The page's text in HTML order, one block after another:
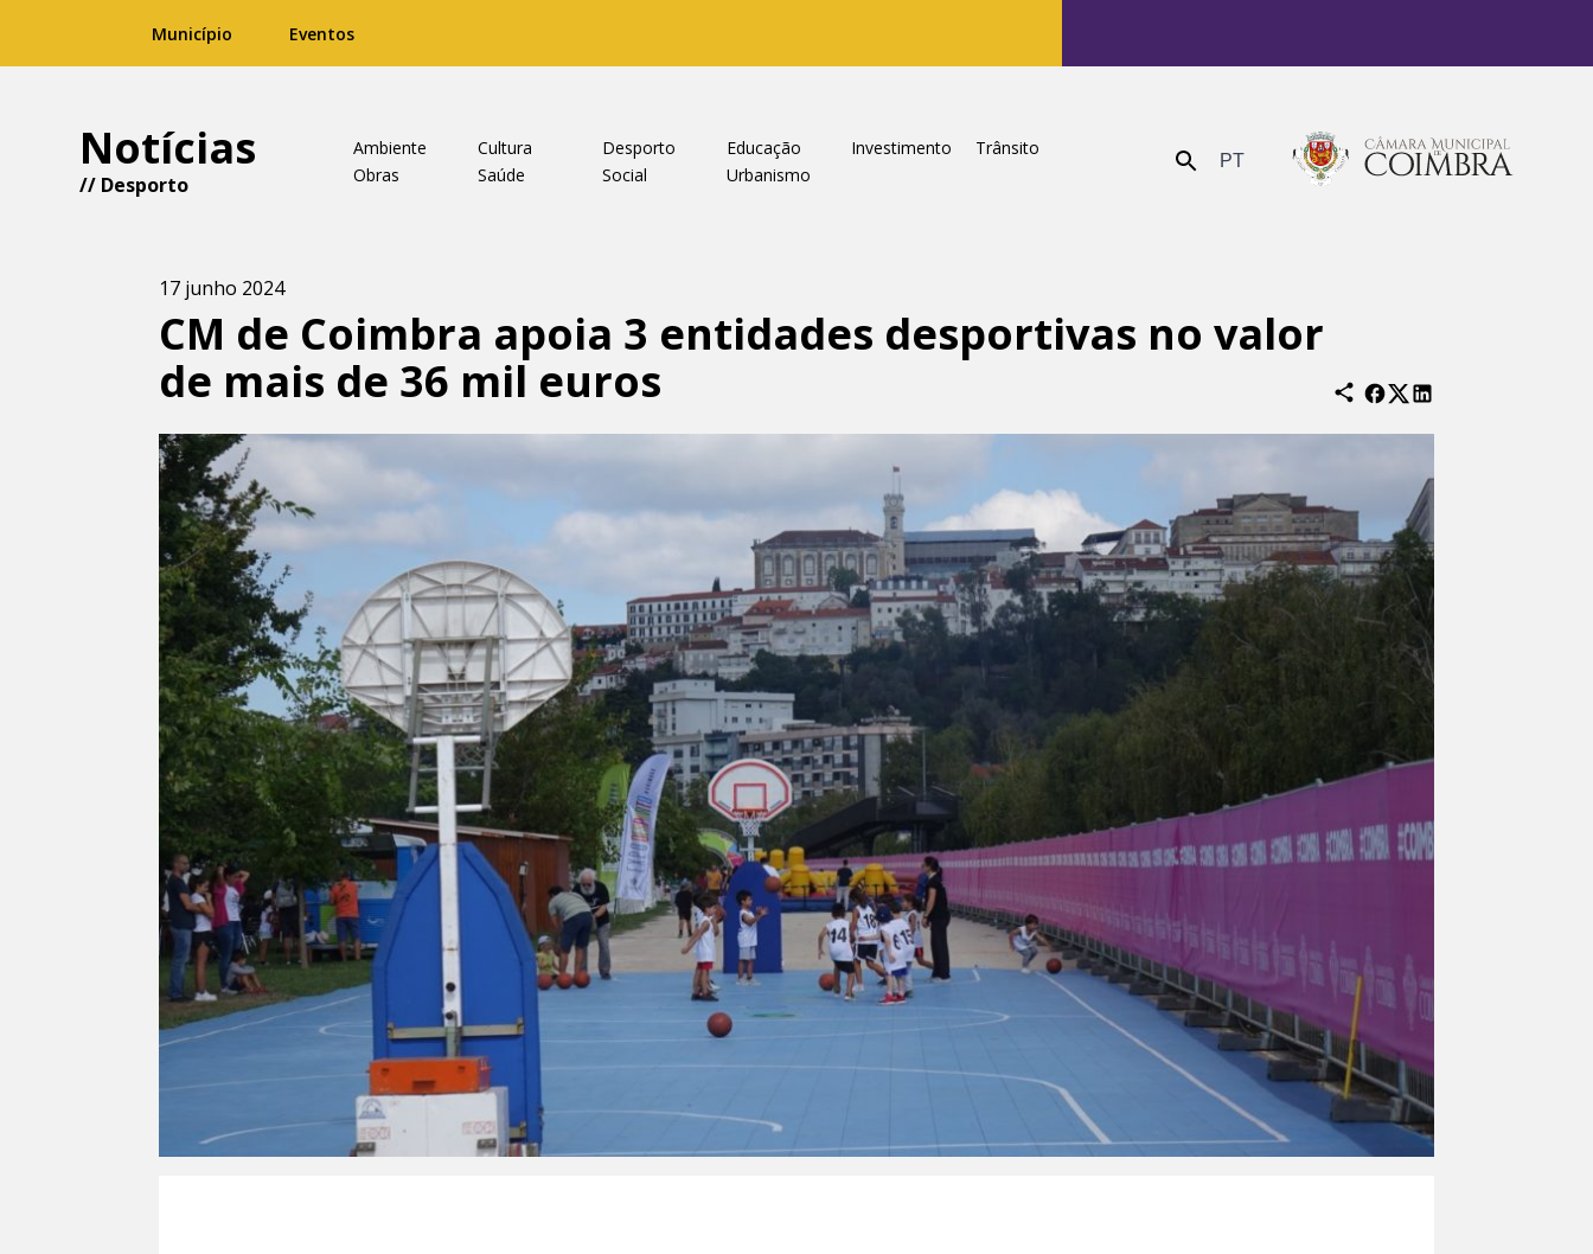
Município Eventos
Notícias
// Desporto
Ambiente Cultura Desporto Educação Investimento
Trânsito
Obras
Saúde Social Urbanismo Enviar PT
17 junho 2024
CM de Coimbra apoia 3 entidades desportivas no valor
de mais de 36 mil euros